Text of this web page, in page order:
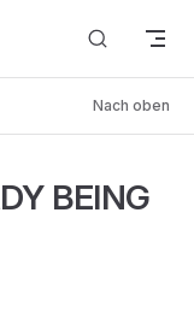
Nach oben
BEING